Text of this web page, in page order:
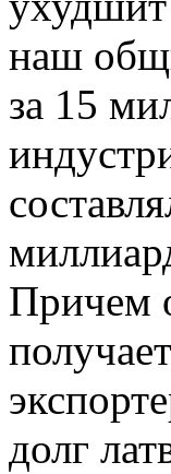
наш
за 15
Причем
долг